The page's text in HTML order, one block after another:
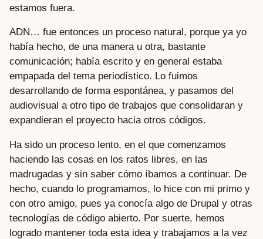
estamos fuera.
ADN… fue entonces un proceso natural, porque ya yo
había hecho, de una manera u otra, bastante
comunicación; había escrito y en general estaba
empapada del tema periodístico. Lo fuimos
desarrollando de forma espontánea, y pasamos del
audiovisual a otro tipo de trabajos que consolidaran y
expandieran el proyecto hacia otros códigos.
Ha sido un proceso lento, en el que comenzamos
haciendo las cosas en los ratos libres, en las
madrugadas y sin saber cómo íbamos a continuar. De
hecho, cuando lo programamos, lo hice con mi primo y
con otro amigo, pues ya conocía algo de Drupal y otras
tecnologías de código abierto. Por suerte, hemos
logrado mantener toda esta idea y trabajamos a la vez